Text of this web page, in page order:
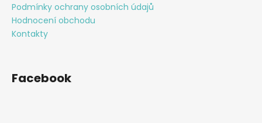
Podmínky ochrany osobních údajů
Hodnocení obchodu
Kontakty
Facebook